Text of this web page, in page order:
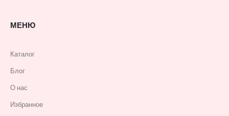
МЕНЮ
Каталог
Блог
О нас
Избранное